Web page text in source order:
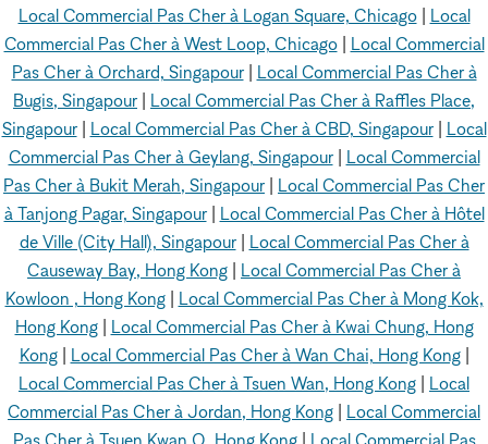
Local Commercial Pas Cher à Logan Square, Chicago| Local
Commercial Pas Cher à West Loop, Chicago| Local Commercial
Pas Cher à Orchard, Singapour| Local Commercial Pas Cher à
Bugis, Singapour
Local Commercial Pas Cher à Raffles Place,
Singapour| Local Commercial Pas Cher à CBD, Singapour| Local
Commercial Pas Cher à Geylang, Singapour| Local Commercial
Pas Cher à Bukit Merah, Singapour
Local Commercial Pas Cher
à Tanjong Pagar, Singapour| Local Commercial Pas Cher à Hôtel
de Ville (City Hall), Singapour| Local Commercial Pas Cher à
Causeway Bay, Hong Kong
Local Commercial Pas Cher à
Kowloon , Hong Kong| Local Commercial Pas Cher à Mong Kok,
Hong Kong| Local Commercial Pas Cher à Kwai Chung, Hong
Kong| Local Commercial Pas Cher à Wan Chai, Hong Kong|
Local Commercial Pas Cher à Tsuen Wan, Hong Kong
Local
Commercial Pas Cher à Jordan, Hong Kong
Local Commercial
Pas Cher à Tsuen Kwan O, Hong Kong| Local Commercial Pas